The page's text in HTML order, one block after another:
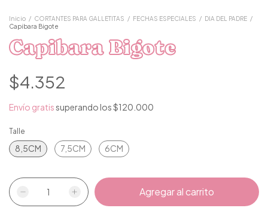
Inicio / CORTANTES PARA GALLETITAS / FECHAS ESPECIALES / DIA DEL PADRE /
Capibara Bigote
Capibara Bigote
$4.352
Envío gratissuperando los$120.000
Talle
8,5CM 7,5CM 6CM